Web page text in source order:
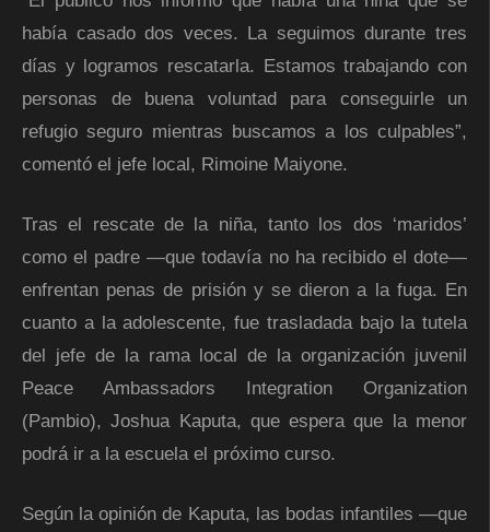
había casado dos veces. La seguimos durante tres
días y logramos rescatarla. Estamos trabajando con
personas de buena voluntad para conseguirle un
refugio seguro mientras buscamos a los culpables”,
comentó el jefe local, Rimoine Maiyone.
Tras el rescate de la niña, tanto los dos ‘maridos’
como el padre —que todavía no ha recibido el dote—
enfrentan penas de prisión y se dieron a la fuga. En
cuanto a la adolescente, fue trasladada bajo la tutela
del jefe de la rama local de la organización juvenil
Peace Ambassadors Integration Organization
(Pambio), Joshua Kaputa, que espera que la menor
podrá ir a la escuela el próximo curso.
Según la opinión de Kaputa, las bodas infantiles —que